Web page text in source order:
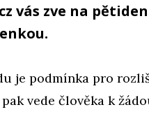
vás zve na
je podmínka pro
vede člověka k